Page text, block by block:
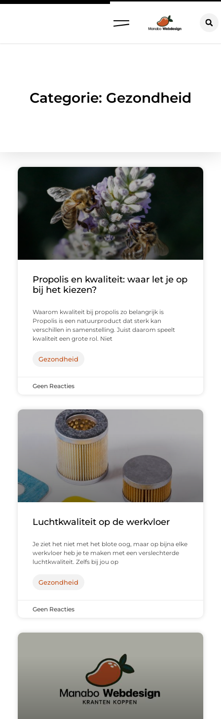
Categorie: Gezondheid
Propolis en kwaliteit: waar let je op
bij het kiezen?
Waarom kwaliteit bij propolis zo belangrijk is
Propolis is een natuurproduct dat sterk kan
verschillen in samenstelling. Juist daarom speelt
kwaliteit een grote rol. Niet
Gezondheid
Geen Reacties
Luchtkwaliteit op de werkvloer
Je ziet het niet met het blote oog, maar op bijna elke
werkvloer heb je te maken met een verslechterde
luchtkwaliteit. Zelfs bij jou op
Gezondheid
Geen Reacties